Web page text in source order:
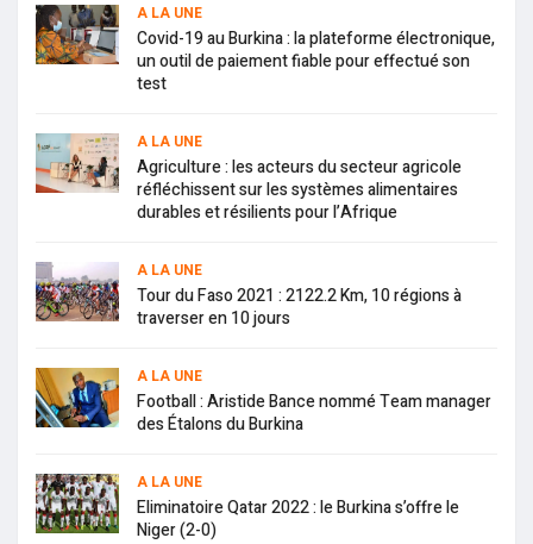
A LA UNE
Covid-19 au Burkina : la plateforme électronique,
un outil de paiement fiable pour effectué son
test
A LA UNE
Agriculture : les acteurs du secteur agricole
réfléchissent sur les systèmes alimentaires
durables et résilients pour l’Afrique
A LA UNE
Tour du Faso 2021 : 2122.2 Km, 10 régions à
traverser en 10 jours
A LA UNE
Football : Aristide Bance nommé Team manager
des Étalons du Burkina
A LA UNE
Eliminatoire Qatar 2022 : le Burkina s’offre le
Niger (2-0)